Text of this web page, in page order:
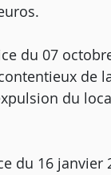
du 07
du
du 16 janvier